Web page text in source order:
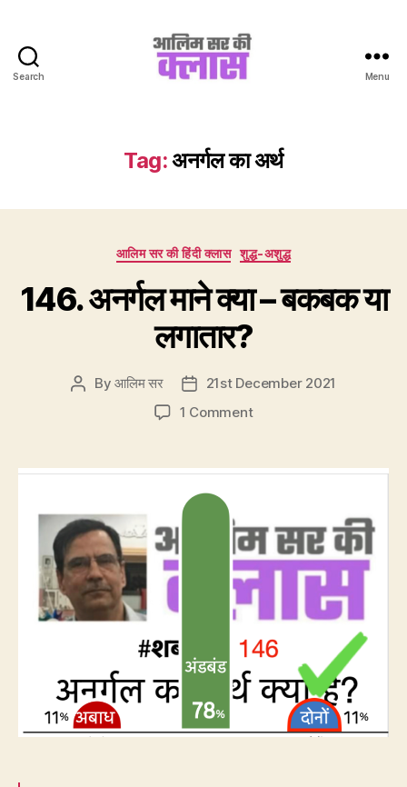
Search
Class
Menu
Tag:अनर्गल का अर्थ
Categories
आलिम सर की हिंदी क्लास शुद्ध-अशुद्ध
146. अनर्गल माने क्या – बकबक या
लगातार?
PostByआलिम सर
Post
date
21st December 2021
1 Commenton
माने
बकबक
या
लगातार?